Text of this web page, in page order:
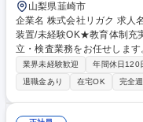
山梨県韮崎市
企業名 株式会社リガク 求人名 MF05山梨【製造エンジニア】半導体関連
装置/未経験OK★教育体制充実◎ 仕事の内容 高精度なX線分析
立・検査業務をお任せしま
査、出荷準備、立上作業（
実務を担っていただきます。 【詳細】作業指図書に基づく組立配線、PC
での測定条件作成および測
荷書類の作成や梱包、配線
阪工場で充実した実習（OJT
業界未経験歓迎 年間休日120
退職金あり
在宅OK 完全